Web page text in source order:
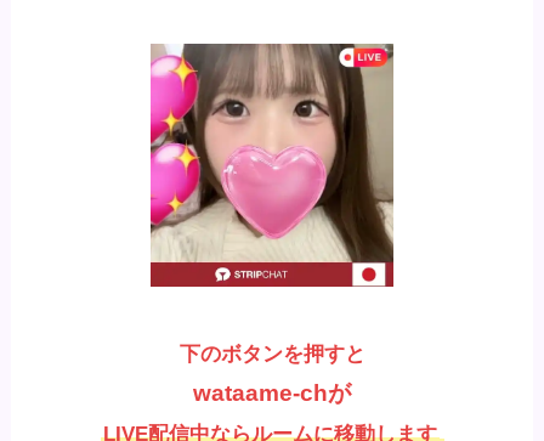
下のボタンを押すと
wataame-chが
LIVE配信中ならルームに移動します